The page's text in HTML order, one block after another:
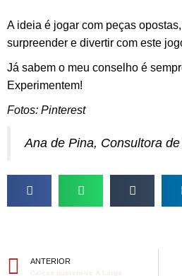
A ideia é jogar com peças
surpreender e divertir com este
Já sabem o meu conselho é
Experimentem!
Fotos: Pinterest
Ana de Pina, Consultora
ANTERIOR
Calças querem-se À Larga